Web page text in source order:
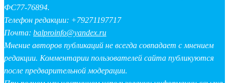
ФС77-76894.
Телефон редакции: +79271197717
Почта: balproinfo@yandex.ru
Мнение авторов публикаций не всегда совпадает с мнением
редакции. Комментарии пользователей сайта публикуются
после предварительной модерации.